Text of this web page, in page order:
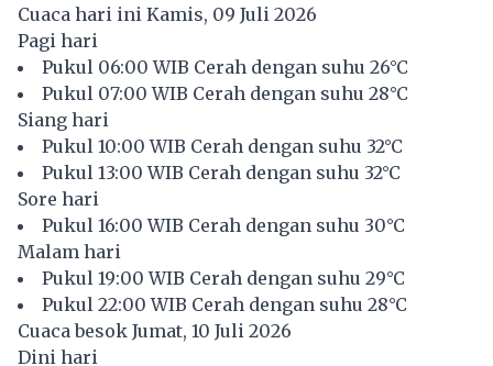
Cuaca hari ini Kamis, 09 Juli 2026
Pagi hari
Pukul 06:00 WIB Cerah dengan suhu 26°C
Pukul 07:00 WIB Cerah dengan suhu 28°C
Siang hari
Pukul 10:00 WIB Cerah dengan suhu 32°C
Pukul 13:00 WIB Cerah dengan suhu 32°C
Sore hari
Pukul 16:00 WIB Cerah dengan suhu 30°C
Malam hari
Pukul 19:00 WIB Cerah dengan suhu 29°C
Pukul 22:00 WIB Cerah dengan suhu 28°C
Cuaca besok Jumat, 10 Juli 2026
Dini hari